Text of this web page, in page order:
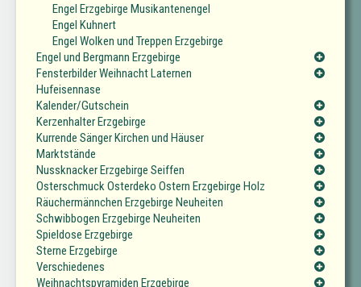
Engel Erzgebirge Musikantenengel
Engel Kuhnert
Engel Wolken und Treppen Erzgebirge
Engel und Bergmann Erzgebirge
Fensterbilder Weihnacht Laternen
Hufeisennase
Kalender/Gutschein
Kerzenhalter Erzgebirge
Kurrende Sänger Kirchen und Häuser
Marktstände
Nussknacker Erzgebirge Seiffen
Osterschmuck Osterdeko Ostern Erzgebirge Holz
Räuchermännchen Erzgebirge Neuheiten
Schwibbogen Erzgebirge Neuheiten
Spieldose Erzgebirge
Sterne Erzgebirge
Verschiedenes
Weihnachtspyramiden Erzgebirge